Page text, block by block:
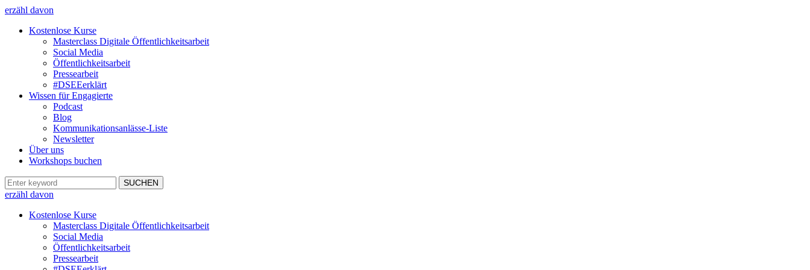
erzähl davon
Kostenlose Kurse
Masterclass Digitale Öffentlichkeitsarbeit
Social Media
Öffentlichkeitsarbeit
Pressearbeit
#DSEEerklärt
Wissen für Engagierte
Podcast
Blog
Kommunikationsanlässe-Liste
Newsletter
Über uns
Workshops buchen
erzähl davon
Kostenlose Kurse
Masterclass Digitale Öffentlichkeitsarbeit
Social Media
Öffentlichkeitsarbeit
Pressearbeit